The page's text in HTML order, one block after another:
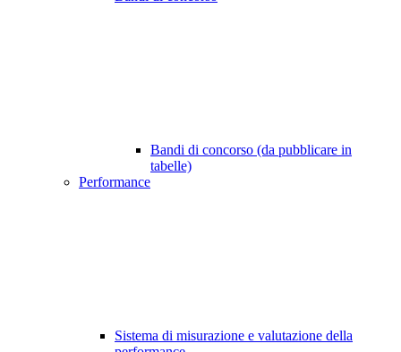
Bandi di concorso (da pubblicare in
tabelle)
Performance
Sistema di misurazione e valutazione della